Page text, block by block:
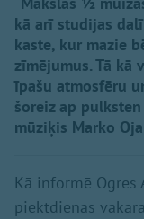
kā arī studijas
kaste, kur mazie
zīmējumus. Tā kā
īpašu atmosfēru
šoreiz ap
mūziķis Marko
Kā informē Ogres
piektdienas